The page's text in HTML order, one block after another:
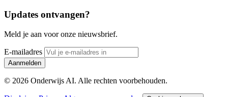
Updates ontvangen?
Meld je aan voor onze nieuwsbrief.
E-mailadres
Aanmelden
© 2026 Onderwijs AI. Alle rechten voorbehouden.